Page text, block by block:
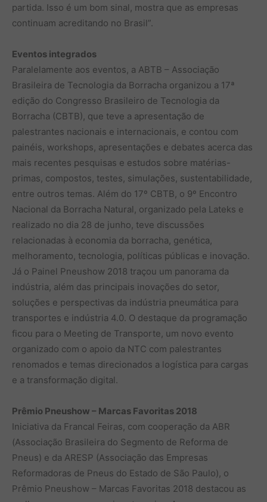
partida. Isso é um bom sinal, mostra que as empresas
continuam acreditando no Brasil”.
Eventos integrados
Paralelamente aos eventos, a ABTB – Associação
Brasileira de Tecnologia da Borracha organizou a 17ª
edição do Congresso Brasileiro de Tecnologia da
Borracha (CBTB), que teve a apresentação de
palestrantes nacionais e internacionais, e contou com
painéis, workshops, apresentações e debates acerca das
mais recentes pesquisas e estudos sobre matérias-
primas, compostos, testes, simulações, sustentabilidade,
entre outros temas. Além do 17º CBTB, o 9º Encontro
Nacional da Borracha Natural, organizado pela Lateks e
realizado no dia 28 de junho, teve discussões
relacionadas à economia da borracha, genética,
melhoramento, tecnologia, políticas públicas e inovação.
Já o Painel Pneushow 2018 traçou um panorama da
indústria, além das principais inovações do setor,
soluções e perspectivas da indústria pneumática para
transportes e indústria 4.0. O destaque da programação
ficou para o Meeting de Transporte, um novo evento
organizado com o apoio da NTC com palestrantes
renomados e temas direcionados a logística para cargas
e a transformação digital.
Prêmio Pneushow – Marcas Favoritas 2018
Iniciativa da Francal Feiras, com cooperação da ABR
(Associação Brasileira do Segmento de Reforma de
Pneus) e da ARESP (Associação das Empresas
Reformadoras de Pneus do Estado de São Paulo), o
Prêmio Pneushow – Marcas Favoritas 2018 destacou as